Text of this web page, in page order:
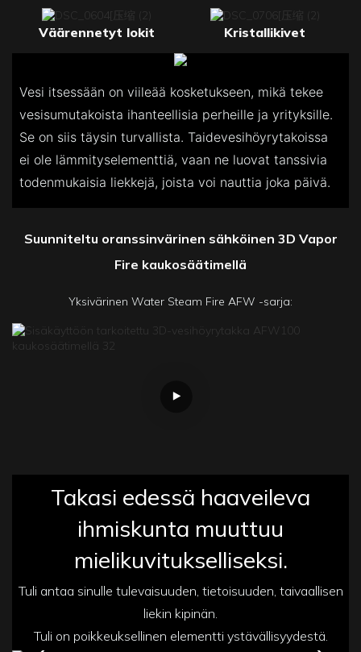
Väärennetyt lokit Kristallikivet
Vesi itsessään on viileää kosketukseen, mikä tekee
vesisumutakoista ihanteellisia perheille ja yrityksille.
Se on siis täysin turvallista. Taidevesihöyrytakoissa
ei ole lämmityselementtiä, vaan ne luovat tanssivia
todenmukaisia ​​liekkejä, joista voi nauttia joka päivä.
Suunniteltu oranssinvärinen sähköinen 3D Vapor
Fire kaukosäätimellä
Yksivärinen Water Steam Fire AFW -sarja:
Takasi edessä haaveileva
ihmiskunta muuttuu
mielikuvitukselliseksi.
Tuli antaa sinulle tulevaisuuden, tietoisuuden, taivaallisen
liekin kipinän.
Tuli on poikkeuksellinen elementti ystävällisyydestä.